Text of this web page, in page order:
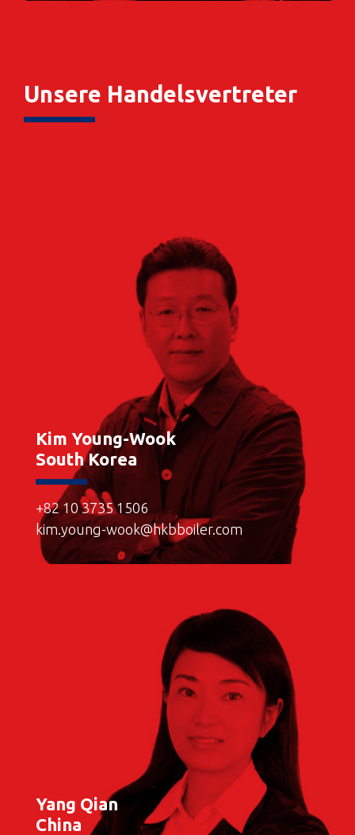
Unsere Handelsvertreter
Kim Young-Wook
South Korea
+82 10 3735 1506
kim.young-wook@hkbboiler.com
Yang Qian
China